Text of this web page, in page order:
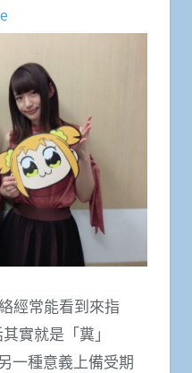
經常能看到來指
實就是「糞」
一種意義上備受期